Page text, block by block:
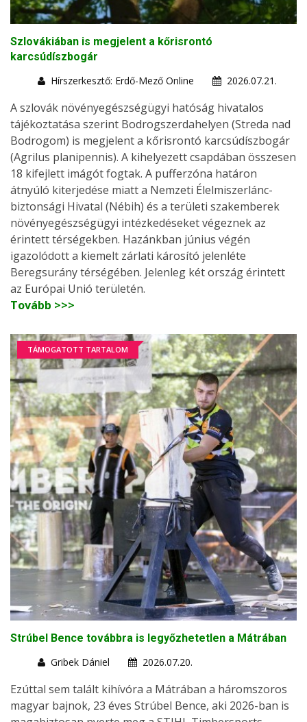
Szlovákiában is megjelent a kőrisrontó
karcsúdíszbogár
Hírszerkesztő: Erdő-Mező Online
2026.07.21.
A szlovák növényegészségügyi hatóság hivatalos
tájékoztatása szerint Bodrogszerdahelyen (Streda nad
Bodrogom) is megjelent a kőrisrontó karcsúdíszbogár
(Agrilus planipennis). A kihelyezett csapdában összesen
18 kifejlett imágót fogtak. A pufferzóna határon
átnyúló kiterjedése miatt a Nemzeti Élelmiszerlánc-
biztonsági Hivatal (Nébih) és a területi szakemberek
növényegészségügyi intézkedéseket végeznek az
érintett térségekben. Hazánkban június végén
igazolódott a kiemelt zárlati károsító jelenléte
Beregsurány térségében. Jelenleg két ország érintett
az Európai Unió területén.
Tovább >>>
TÁMOGATOTT TARTALOM
Strúbel Bence továbbra is legyőzhetetlen a Mátrában
Gribek Dániel
2026.07.20.
Ezúttal sem talált kihívóra a Mátrában a háromszoros
magyar bajnok, 23 éves Strúbel Bence, aki 2026-ban is